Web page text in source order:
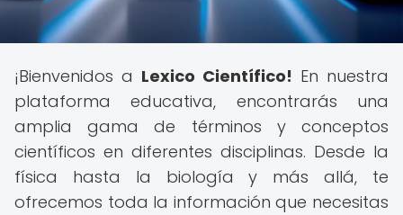
¡Bienvenidos a Lexico Científico! En nuestra
plataforma educativa, encontrarás una
amplia gama de términos y conceptos
científicos en diferentes disciplinas. Desde la
física hasta la biología y más allá, te
ofrecemos toda la información que necesitas